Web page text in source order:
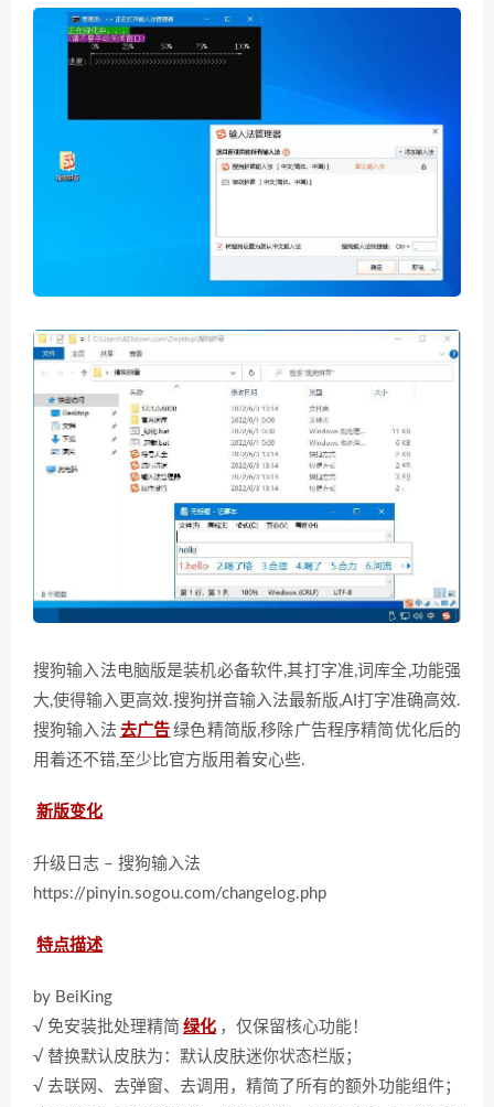
搜狗输入法电脑版是装机必备软件,其打字准,词库全,功能强
大,使得输入更高效.搜狗拼音输入法最新版,AI打字准确高效.
搜狗输入法 去广告 绿色精简版,移除广告程序精简优化后的
用着还不错,至少比官方版用着安心些.
新版变化
升级日志 – 搜狗输入法
https://pinyin.sogou.com/changelog.php
特点描述
by BeiKing
√ 免安装批处理精简 绿化 ，仅保留核心功能！
√ 替换默认皮肤为：默认皮肤迷你状态栏版；
√ 去联网、去弹窗、去调用，精简了所有的额外功能组件；